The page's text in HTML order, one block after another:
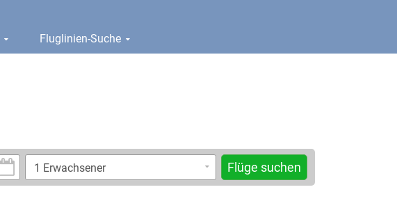
Fluglinien-Suche
Flüge suchen